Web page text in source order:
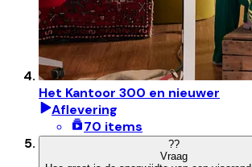
Het Kantoor 300 en nieuwer
Aflevering
70 items
??
Vraag